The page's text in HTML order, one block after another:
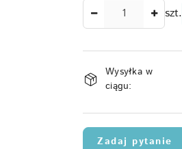
szt.
Dostępność
i
dostawa
Wysyłka w
ciągu:
Zadaj pytanie